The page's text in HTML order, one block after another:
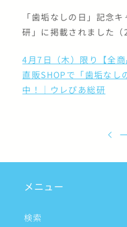
「歯垢なしの日」記念
研」に掲載されました（
4月7日（木）限り【全
直販SHOPで「歯垢なし
中！｜ウレぴあ総研
メニュー
検索